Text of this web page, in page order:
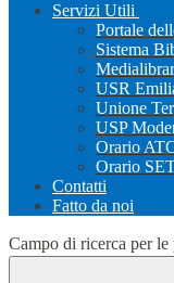
Servizi Utili
Portale
Sistema
USR
Unione
USP
Orario
Orario
Contatti
Fatto da noi
Campo di ricerca per le